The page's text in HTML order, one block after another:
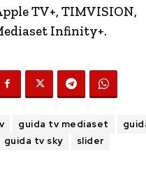
TV+, TIMVISION,
Infinity+.
guida tv mediaset
guida tv sky
slider